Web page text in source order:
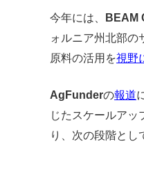
今年には、 BEAM
ォルニア州北部
原料の活用を視野
AgFunderの報道
じたスケールアッ
り、次の段階とし